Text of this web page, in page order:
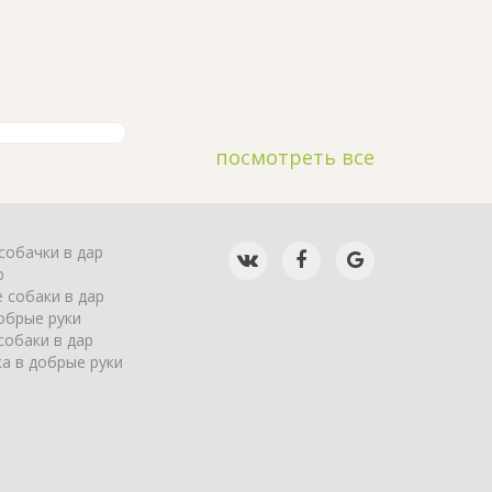
посмотреть все
в дар
собаки в дар
руки
в дар
в добрые руки